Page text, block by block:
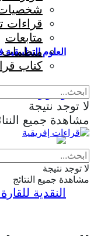
العلوم
والمؤثرات
قراءات
متابعات
منظمات
كتاب
لا توجد نتيجة
مشاهدة جميع
لا توجد نتيجة
مشاهدة جميع النتائج